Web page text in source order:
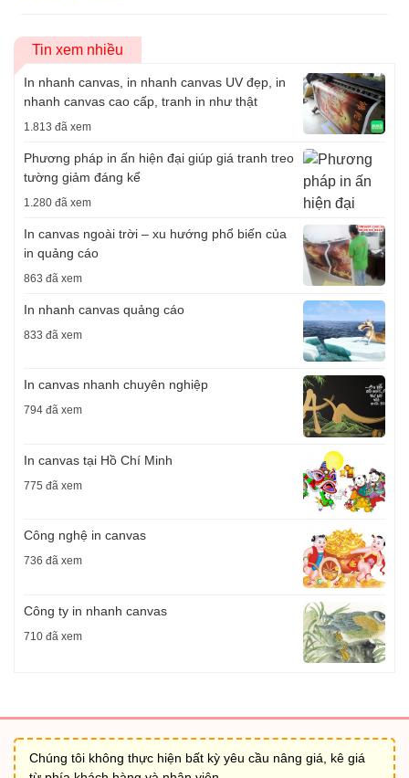
Tin xem nhiều
In nhanh canvas, in nhanh canvas UV đẹp, in
nhanh canvas cao cấp, tranh in như thật
1.813 đã xem
Phương pháp in ấn hiện đại giúp giá tranh treo
tường giảm đáng kể
1.280 đã xem
In canvas ngoài trời – xu hướng phổ biến của
in quảng cáo
863 đã xem
In nhanh canvas quảng cáo
833 đã xem
In canvas nhanh chuyên nghiệp
794 đã xem
In canvas tại Hồ Chí Minh
775 đã xem
Công nghệ in canvas
736 đã xem
Công ty in nhanh canvas
710 đã xem
Chúng tôi không thực hiện bất kỳ yêu cầu nâng giá, kê giá